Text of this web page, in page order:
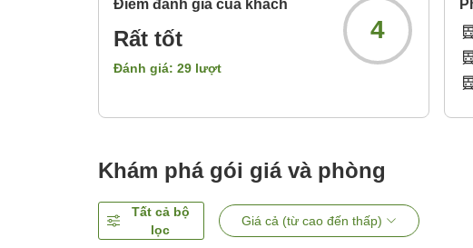
Điểm đánh giá của khách
Rất tốt
Đánh giá: 29 lượt
4
Khám phá gói giá và phòng
Tất cả bộ
lọc
Giá cả (từ cao đến thấp)